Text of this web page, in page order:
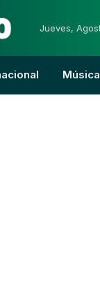
Jueves,
Música